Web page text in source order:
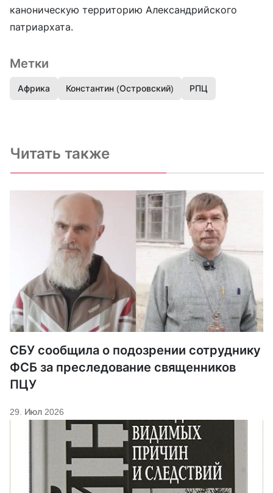
каноническую территорию Александрийского
патриархата.
Метки
Африка Константин (Островский) РПЦ
Читать также
СБУ сообщила о подозрении сотруднику
ФСБ за преследование священников
ПЦУ
29. Июл 2026